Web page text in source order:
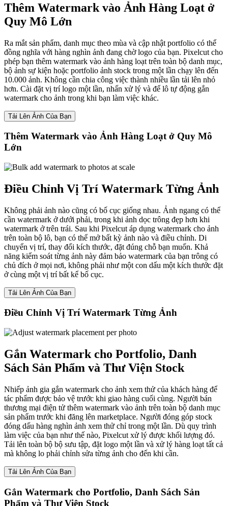
Thêm Watermark vào Ảnh Hàng Loạt ở
Quy Mô Lớn
Ra mắt sản phẩm, danh mục theo mùa và cập nhật portfolio có thể
đồng nghĩa với hàng nghìn ảnh đang chờ logo của bạn. Pixelcut cho
phép bạn thêm watermark vào ảnh hàng loạt trên toàn bộ danh mục,
bộ ảnh sự kiện hoặc portfolio ảnh stock trong một lần chạy lên đến
10.000 ảnh. Không cần chia công việc thành nhiều lần tải lên nhỏ
hơn. Cài đặt vị trí logo một lần, nhấn xử lý và để lô tự động gắn
watermark cho ảnh trong khi bạn làm việc khác.
Tải Lên Ảnh Của Bạn
Thêm Watermark vào Ảnh Hàng Loạt ở Quy Mô
Lớn
Điều Chỉnh Vị Trí Watermark Từng Ảnh
Không phải ảnh nào cũng có bố cục giống nhau. Ảnh ngang có thể
cần watermark ở dưới phải, trong khi ảnh dọc trông đẹp hơn khi
watermark ở trên trái. Sau khi Pixelcut áp dụng watermark cho ảnh
trên toàn bộ lô, bạn có thể mở bất kỳ ảnh nào và điều chỉnh. Di
chuyển vị trí, thay đổi kích thước, đặt đúng chỗ bạn muốn. Khả
năng kiểm soát từng ảnh này đảm bảo watermark của bạn trông có
chủ đích ở mọi nơi, không phải như một con dấu một kích thước đặt
ở cùng một vị trí bất kể bố cục.
Tải Lên Ảnh Của Bạn
Điều Chỉnh Vị Trí Watermark Từng Ảnh
Gắn Watermark cho Portfolio, Danh
Sách Sản Phẩm và Thư Viện Stock
Nhiếp ảnh gia gắn watermark cho ảnh xem thử của khách hàng để
tác phẩm được bảo vệ trước khi giao hàng cuối cùng. Người bán
thương mại điện tử thêm watermark vào ảnh trên toàn bộ danh mục
sản phẩm trước khi đăng lên marketplace. Người đóng góp stock
đóng dấu hàng nghìn ảnh xem thử chỉ trong một lần. Dù quy trình
làm việc của bạn như thế nào, Pixelcut xử lý được khối lượng đó.
Tải lên toàn bộ bộ sưu tập, đặt logo một lần và xử lý hàng loạt tất cả
mà không lo phải chỉnh sửa từng ảnh cho đến khi cần.
Tải Lên Ảnh Của Bạn
Gắn Watermark cho Portfolio, Danh Sách Sản
Phẩm và Thư Viện Stock